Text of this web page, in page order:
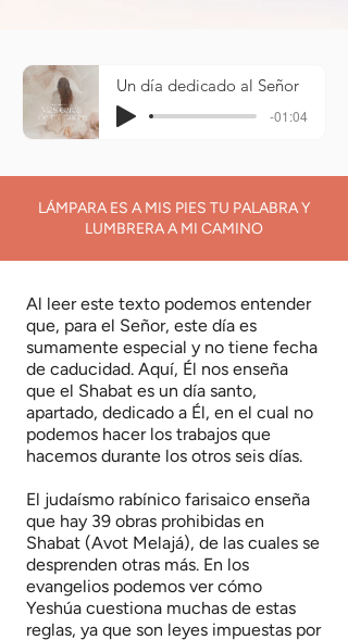
Un día dedicado al Señor
-01:04
LÁMPARA ES A MIS PIES TU PALABRA Y
LUMBRERA A MI CAMINO
Al leer este texto podemos entender
que, para el Señor, este día es
sumamente especial y no tiene fecha
de caducidad. Aquí, Él nos enseña
que el Shabat es un día santo,
apartado, dedicado a Él, en el cual no
podemos hacer los trabajos que
hacemos durante los otros seis días.
El judaísmo rabínico farisaico enseña
que hay 39 obras prohibidas en
Shabat (Avot Melajá), de las cuales se
desprenden otras más. En los
evangelios podemos ver cómo
Yeshúa cuestiona muchas de estas
reglas, ya que son leyes impuestas por